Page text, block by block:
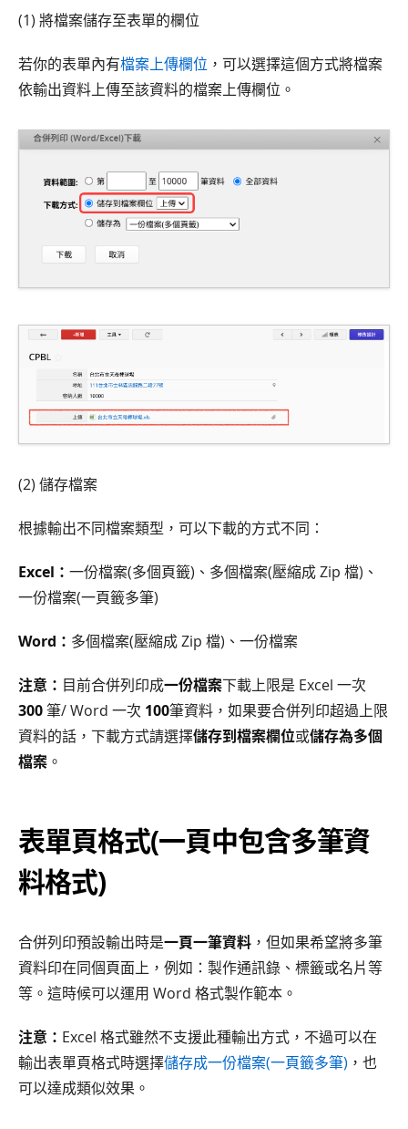
(1) 將檔案儲存至表單的欄位
若你的表單內有檔案上傳欄位 ，可以選擇這個方式將檔案
依輸出資料上傳至該資料的檔案上傳欄位。
(2) 儲存檔案
根據輸出不同檔案類型，可以下載的方式不同：
Excel： 一份檔案(多個頁籤)、多個檔案(壓縮成 Zip 檔)、
一份檔案(一頁籤多筆)
Word： 多個檔案(壓縮成 Zip 檔)、一份檔案
注意： 目前合併列印成一份檔案下載上限是 Excel 一次
300筆/ Word 一次 100筆資料，如果要合併列印超過上限
資料的話，下載方式請選擇儲存到檔案欄位或儲存為多個
檔案 。
表單頁格式(一頁中包含多筆資
料格式)
合併列印預設輸出時是一頁一筆資料 ，但如果希望將多筆
資料印在同個頁面上，例如：製作通訊錄、標籤或名片等
等。這時候可以運用 Word 格式製作範本。
注意： Excel 格式雖然不支援此種輸出方式，不過可以在
輸出表單頁格式時選擇儲存成一份檔案(一頁籤多筆) ，也
可以達成類似效果。